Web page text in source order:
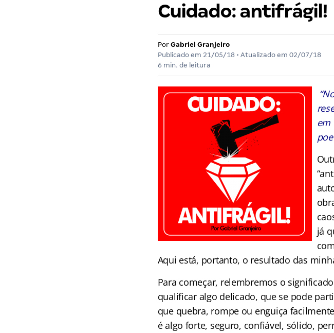
Cuidado: antifrágil!
Por Gabriel Granjeiro
Publicado em 21/05/18• Atualizado em 02/07/18
6 min. de leitura
em
já
Aqui está, portanto, o resultado das
Para começar, relembremos o
qualificar algo delicado, que se pode
que quebra, rompe ou enguiça
é algo forte, seguro, confiável, sólido,